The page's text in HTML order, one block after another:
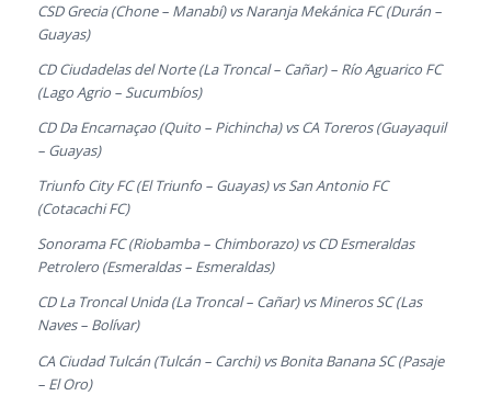
CSD Grecia (Chone – Manabí) vs Naranja Mekánica FC (Durán –
Guayas)
CD Ciudadelas del Norte (La Troncal – Cañar) – Río Aguarico FC
(Lago Agrio – Sucumbíos)
CD Da Encarnaçao (Quito – Pichincha) vs CA Toreros (Guayaquil
– Guayas)
Triunfo City FC (El Triunfo – Guayas) vs San Antonio FC
(Cotacachi FC)
Sonorama FC (Riobamba – Chimborazo) vs CD Esmeraldas
Petrolero (Esmeraldas – Esmeraldas)
CD La Troncal Unida (La Troncal – Cañar) vs Mineros SC (Las
Naves – Bolívar)
CA Ciudad Tulcán (Tulcán – Carchi) vs Bonita Banana SC (Pasaje
– El Oro)